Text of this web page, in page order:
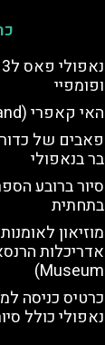
ופומפיי
האי קאפרי (Capri Island)
פאבים של
בר בנאפולי
סיור ברובע
בתחתית
מוזיאון
Museum)
כרטיס כניסה
נאפולי כולל